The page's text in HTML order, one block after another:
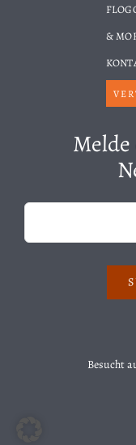
&
Besucht